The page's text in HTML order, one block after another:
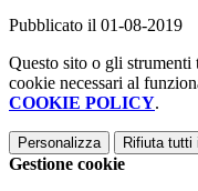
Pubblicato il 01-08-2019
Questo sito o gli
cookie necessari al
COOKIE POLICY.
Personalizza Rifiuta tutti
Gestione cookie